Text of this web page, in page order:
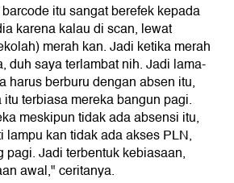
itu sangat berefek kepada
karena kalau di scan, lewat
merah kan. Jadi ketika merah
duh saya terlambat nih. Jadi lama-
harus berburu dengan absen itu,
terbiasa mereka bangun pagi.
meskipun tidak ada absensi itu,
lampu kan tidak ada akses PLN,
pagi. Jadi terbentuk kebiasaan,
awal," ceritanya.